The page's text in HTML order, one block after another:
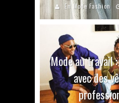
En Mode Fashion
Mode au travail
avec des